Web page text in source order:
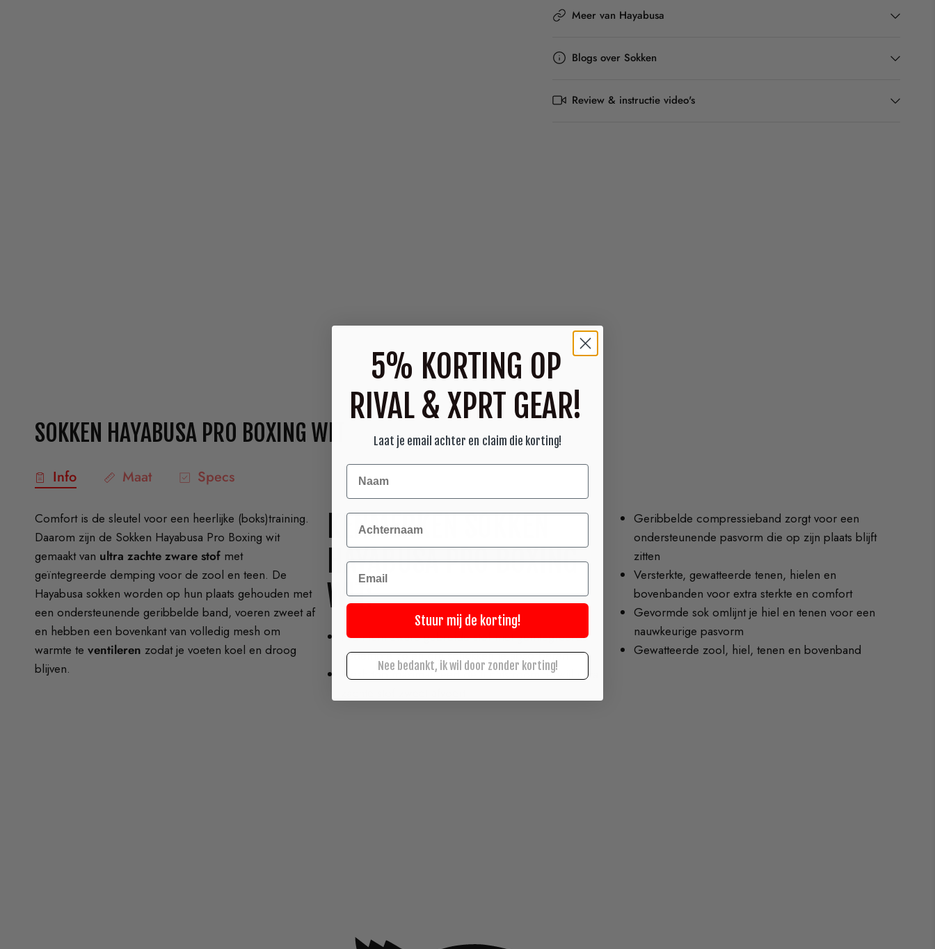
Meer van Hayabusa
Blogs over Sokken
Review & instructie video's
SOKKEN HAYABUSA PRO BOXING WIT
Info Maat Specs
Comfort is de sleutel voor een heerlijke (boks)training.
Daarom zijn de Sokken Hayabusa Pro Boxing wit
gemaakt van ultra zachte zware stof met
geïntegreerde demping voor de zool en teen. De
Hayabusa sokken worden op hun plaats gehouden met
een ondersteunende geribbelde band, voeren zweet af
en hebben een bovenkant van volledig mesh om
warmte teventileren zodat je voeten koel en droog
blijven.
KENMERKEN SOKKEN
HAYABUSA PRO BOXING
WIT:
Premium zware gebreide stof met geïntegreerde
gedempte zolen om schokken te absorberen
Mesh top maximaliseert de luchtstroom terwijl ultra
Geribbelde compressieband zorgt voor een
ondersteunende pasvorm die op zijn plaats blijft
zitten
Versterkte, gewatteerde tenen, hielen en
bovenbanden voor extra sterkte en comfort
Gevormde sok omlijnt je hiel en tenen voor een
nauwkeurige pasvorm
Gewatteerde zool, hiel, tenen en bovenband
5% KORTING OP
RIVAL & XPRT GEAR!
Laat je email achter en claim die korting!
Achternaam
Email
Stuur mij de korting!
Nee bedankt, ik wil door zonder korting!